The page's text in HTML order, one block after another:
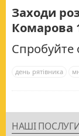
Заходи
Комарова
Спробуйте
день рятівника
НАШІ